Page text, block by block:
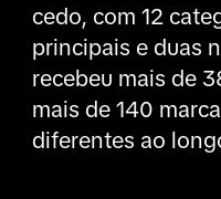
cedo, com 12
principais e duas
recebeu mais de
mais de 140
diferentes ao